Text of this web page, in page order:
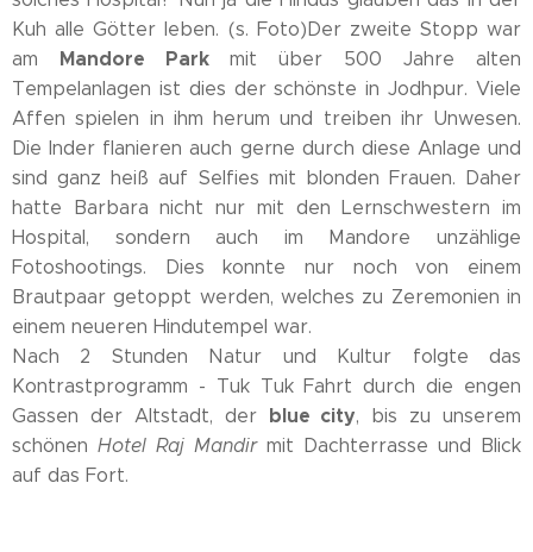
Kuh alle Götter leben. (s. Foto)Der zweite Stopp war
am Mandore Park mit über 500 Jahre alten
Tempelanlagen ist dies der schönste in Jodhpur. Viele
Affen spielen in ihm herum und treiben ihr Unwesen.
Die Inder flanieren auch gerne durch diese Anlage und
sind ganz heiß auf Selfies mit blonden Frauen. Daher
hatte Barbara nicht nur mit den Lernschwestern im
Hospital, sondern auch im Mandore unzählige
Fotoshootings. Dies konnte nur noch von einem
Brautpaar getoppt werden, welches zu Zeremonien in
einem neueren Hindutempel war.
Nach 2 Stunden Natur und Kultur folgte das
Kontrastprogramm - Tuk Tuk Fahrt durch die engen
Gassen der Altstadt, der blue city, bis zu unserem
schönen Hotel Raj Mandirmit Dachterrasse und Blick
auf das Fort.